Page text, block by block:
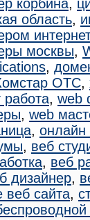
корбина,
область,
москвы,
,
ОТС,
работа, web
, web
, онлайн
, веб
, веб
дизайнер,
веб сайта,